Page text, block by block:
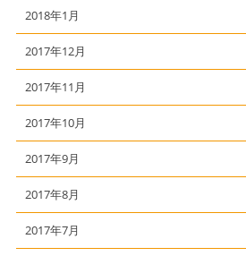
2018年1月
2017年12月
2017年11月
2017年10月
2017年9月
2017年8月
2017年7月